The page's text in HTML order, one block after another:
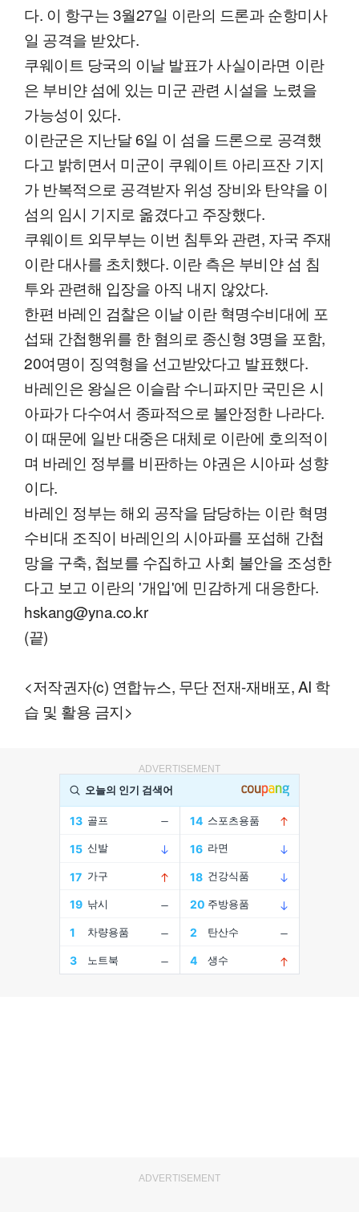
다. 이 항구는 3월27일 이란의 드론과 순항미사
일 공격을 받았다.
쿠웨이트 당국의 이날 발표가 사실이라면 이란
은 부비얀 섬에 있는 미군 관련 시설을 노렸을
가능성이 있다.
이란군은 지난달 6일 이 섬을 드론으로 공격했
다고 밝히면서 미군이 쿠웨이트 아리프잔 기지
가 반복적으로 공격받자 위성 장비와 탄약을 이
섬의 임시 기지로 옮겼다고 주장했다.
쿠웨이트 외무부는 이번 침투와 관련, 자국 주재
이란 대사를 초치했다. 이란 측은 부비얀 섬 침
투와 관련해 입장을 아직 내지 않았다.
한편 바레인 검찰은 이날 이란 혁명수비대에 포
섭돼 간첩행위를 한 혐의로 종신형 3명을 포함,
20여명이 징역형을 선고받았다고 발표했다.
바레인은 왕실은 이슬람 수니파지만 국민은 시
아파가 다수여서 종파적으로 불안정한 나라다.
이 때문에 일반 대중은 대체로 이란에 호의적이
며 바레인 정부를 비판하는 야권은 시아파 성향
이다.
바레인 정부는 해외 공작을 담당하는 이란 혁명
수비대 조직이 바레인의 시아파를 포섭해 간첩
망을 구축, 첩보를 수집하고 사회 불안을 조성한
다고 보고 이란의 '개입'에 민감하게 대응한다.
hskang@yna.co.kr
(끝)
<저작권자(c) 연합뉴스, 무단 전재-재배포, AI 학
습 및 활용 금지>
ADVERTISEMENT
ADVERTISEMENT